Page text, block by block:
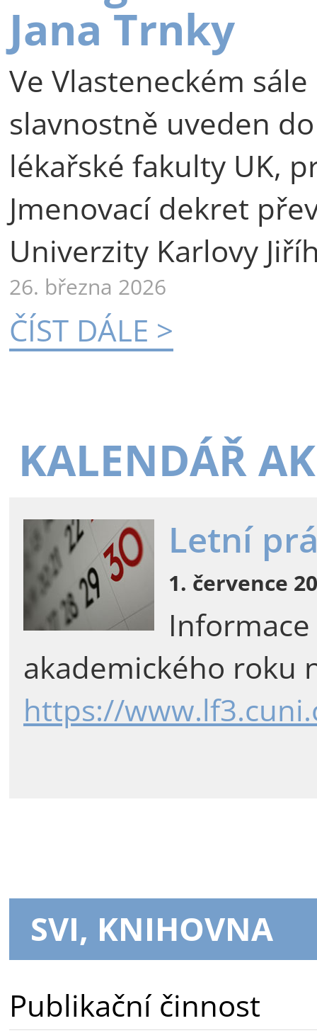
Jana Trnky
Ve Vlasteneckém
slavnostně uveden
lékařské fakulty UK,
Jmenovací dekret
Univerzity Karlovy
26. března 2026
ČÍST DÁLE >
KALENDÁŘ
Letní
1. července
akademického roku
https://
SVI, KNIHOVNA
Publikační činnost